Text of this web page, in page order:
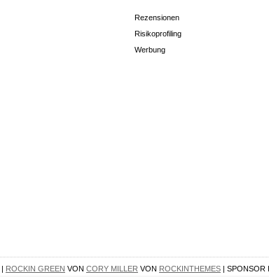
Rezensionen
Risikoprofiling
Werbung
| ROCKIN GREEN VON CORY MILLER VON ROCKINTHEMES | SPONSOR